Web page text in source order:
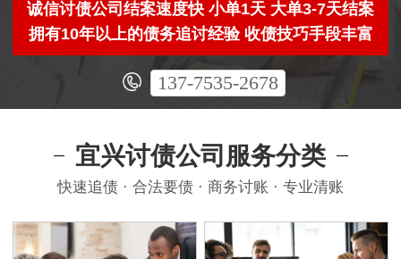
诚信讨债公司结案速度快 小单1天 大单3-7天结案
拥有10年以上的债务追讨经验 收债技巧手段丰富
137-7535-2678
宜兴讨债公司服务分类
快速追债 · 合法要债 · 商务讨账 · 专业清账